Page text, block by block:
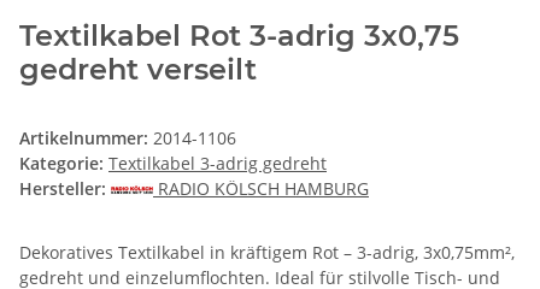
Textilkabel Rot 3-adrig 3x0,75
gedreht verseilt
Artikelnummer: 2014-1106
Kategorie: Textilkabel 3-adrig gedreht
Hersteller:
RADIO KÖLSCH HAMBURG
Dekoratives Textilkabel in kräftigem Rot – 3-adrig, 3x0,75mm²,
gedreht und einzelumflochten. Ideal für stilvolle Tisch- und